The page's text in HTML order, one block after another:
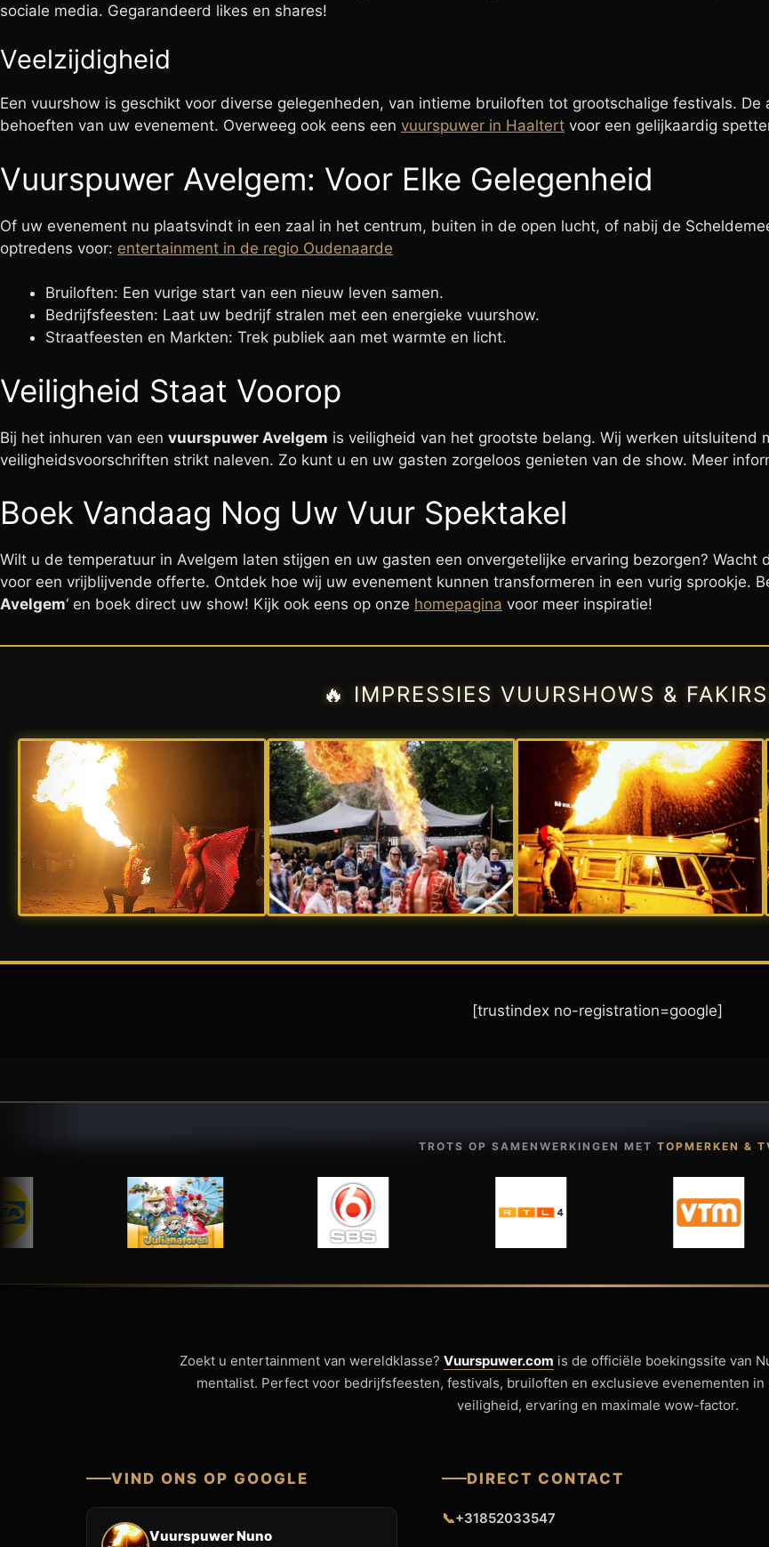
sociale media. Gegarandeerd likes en shares!
Veelzijdigheid
Een vuurshow is geschikt voor diverse gelegenheden, van intieme bruiloften tot grootschalige festivals.
behoeften van uw evenement. Overweeg ook eens een vuurspuwer in Haaltert voor een gelijkaardig
Vuurspuwer Avelgem: Voor Elke Gelegenheid
Of uw evenement nu plaatsvindt in een zaal in het centrum, buiten in de open lucht, of nabij de
optredens voor: entertainment in de regio Oudenaarde
Bruiloften: Een vurige start van een nieuw leven samen.
Bedrijfsfeesten: Laat uw bedrijf stralen met een energieke vuurshow.
Straatfeesten en Markten: Trek publiek aan met warmte en licht.
Veiligheid Staat Voorop
Bij het inhuren van een vuurspuwer Avelgem is veiligheid van het grootste belang. Wij werken
veiligheidsvoorschriften strikt naleven. Zo kunt u en uw gasten zorgeloos genieten van de show. Meer
Boek Vandaag Nog Uw Vuur Spektakel
Wilt u de temperatuur in Avelgem laten stijgen en uw gasten een onvergetelijke ervaring bezorgen? Wacht
voor een vrijblijvende offerte. Ontdek hoe wij uw evenement kunnen transformeren in een vurig sprookje.
Avelgem‘ en boek direct uw show! Kijk ook eens op onze homepagina voor meer inspiratie!
🔥 IMPRESSIES VUURSHOWS &
[trustindex no-registration=google]
TROTS OP SAMENWERKINGEN MET TOPMERKEN &
Zoekt u entertainment van wereldklasse? Vuurspuwer.com is de officiële boekingssite van
mentalist. Perfect voor bedrijfsfeesten, festivals, bruiloften en exclusieve evenementen
veiligheid, ervaring en maximale wow-factor.
VIND ONS OP GOOGLE
Vuurspuwer Nuno
DIRECT CONTACT
📞+31852033547